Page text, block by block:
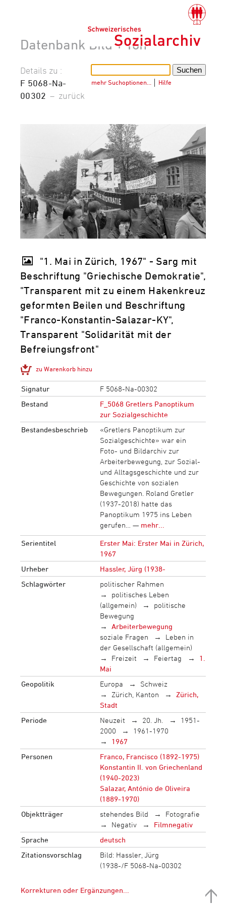
Datenbank Bild + Ton
mehr Suchoptionen… Hilfe
Details zu :
F 5068-Na-
00302 – zurück
"1. Mai in Zürich, 1967" - Sarg mit
Beschriftung "Griechische Demokratie",
"Transparent mit zu einem Hakenkreuz
geformten Beilen und Beschriftung
"Franco-Konstantin-Salazar-KY",
Transparent "Solidarität mit der
Befreiungsfront"
zu Warenkorb hinzu
Signatur
F 5068-Na-00302
Bestand
F_5068 Gretlers Panoptikum
zur Sozialgeschichte
Bestandesbeschrieb
«Gretlers Panoptikum zur
Sozialgeschichte» war ein
Foto- und Bildarchiv zur
Arbeiterbewegung, zur Sozial-
und Alltagsgeschichte und zur
Geschichte von sozialen
Bewegungen. Roland Gretler
(1937-2018) hatte das
Panoptikum 1975 ins Leben
gerufen… — mehr...
Serientitel
Erster Mai: Erster Mai in Zürich,
1967
Urheber
Hassler, Jürg (1938-
Schlagwörter
politischer Rahmen
politisches Leben
(allgemein)
politische
Bewegung
Arbeiterbewegung
soziale Fragen
Leben in
der Gesellschaft (allgemein)
Freizeit
Feiertag
1.
Mai
Geopolitik
Europa
Schweiz
Zürich, Kanton
Zürich,
Stadt
Periode
Neuzeit 20. Jh.
1951-
2000
1961-1970
1967
Personen
Franco, Francisco (1892-1975)
Konstantin II. von Griechenland
(1940-2023)
Salazar, António de Oliveira
(1889-1970)
Objektträger
stehendes Bild
Fotografie
Negativ
Filmnegativ
Sprache
deutsch
Zitationsvorschlag
Bild: Hassler, Jürg
(1938-/F 5068-Na-00302
Korrekturen oder Ergänzungen...